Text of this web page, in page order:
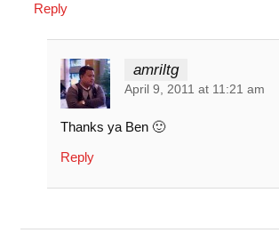
Reply
amriltg
April 9, 2011 at 11:21 am
Thanks ya Ben 🙂
Reply